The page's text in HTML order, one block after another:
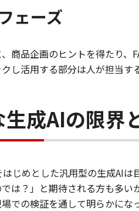
ェーズ
商品企画のヒントを得たり、
し活用する部分は人が担当す
成AIの限界
じめとした汎用型の生成AI
は？」と期待される方も多い
での検証を通して明らかにな